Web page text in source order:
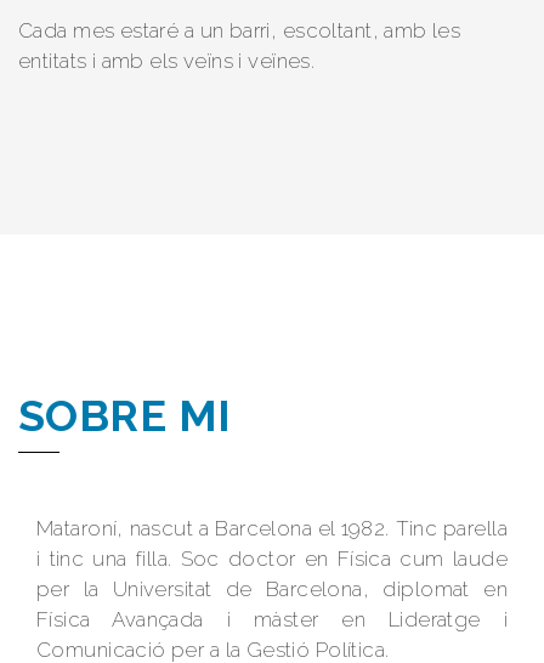
Cada mes estaré a un barri, escoltant, amb les
entitats i amb els veïns i veïnes.
SOBRE MI
Mataroní, nascut a Barcelona el 1982. Tinc parella
i tinc una filla. Soc doctor en Física cum laude
per la Universitat de Barcelona, diplomat en
Física Avançada i màster en Lideratge i
Comunicació per a la Gestió Política.